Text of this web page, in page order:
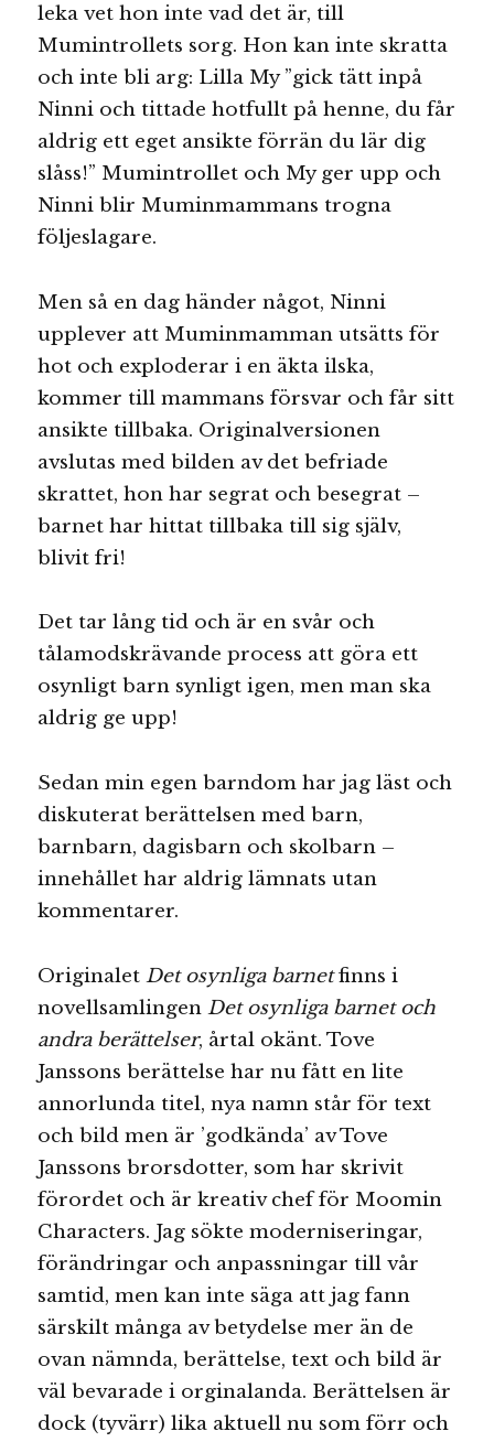
leka vet hon inte vad det är, till
Mumintrollets sorg. Hon kan inte skratta
och inte bli arg: Lilla My ”gick tätt inpå
Ninni och tittade hotfullt på henne, du får
aldrig ett eget ansikte förrän du lär dig
slåss!” Mumintrollet och My ger upp och
Ninni blir Muminmammans trogna
följeslagare.
Men så en dag händer något, Ninni
upplever att Muminmamman utsätts för
hot och exploderar i en äkta ilska,
kommer till mammans försvar och får sitt
ansikte tillbaka. Originalversionen
avslutas med bilden av det befriade
skrattet, hon har segrat och besegrat –
barnet har hittat tillbaka till sig själv,
blivit fri!
Det tar lång tid och är en svår och
tålamodskrävande process att göra ett
osynligt barn synligt igen, men man ska
aldrig ge upp!
Sedan min egen barndom har jag läst och
diskuterat berättelsen med barn,
barnbarn, dagisbarn och skolbarn –
innehållet har aldrig lämnats utan
kommentarer.
OriginaletDet osynliga barnetfinns i
novellsamlingenDet osynliga barnet och
andra berättelser, årtal okänt. Tove
Janssons berättelse har nu fått en lite
annorlunda titel, nya namn står för text
och bild men är ’godkända’ av Tove
Janssons brorsdotter, som har skrivit
förordet och är kreativ chef för Moomin
Characters. Jag sökte moderniseringar,
förändringar och anpassningar till vår
samtid, men kan inte säga att jag fann
särskilt många av betydelse mer än de
ovan nämnda, berättelse, text och bild är
väl bevarade i orginalanda. Berättelsen är
dock (tyvärr) lika aktuell nu som förr och